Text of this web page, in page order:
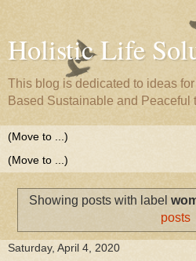
Holistic Life
This blog is dedicated to ideas
Based Sustainable and Peaceful
Showing posts with label
posts
Saturday, April 4, 2020